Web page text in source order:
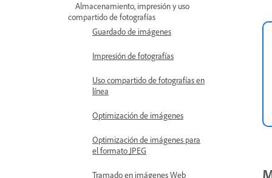
Almacenamiento, impresión y uso
compartido de fotografías
Guardado de imágenes
Impresión de fotografías
Uso compartido de fotografías en
línea
Optimización de imágenes
Optimización de imágenes para
el formato JPEG
Tramado en imágenes Web